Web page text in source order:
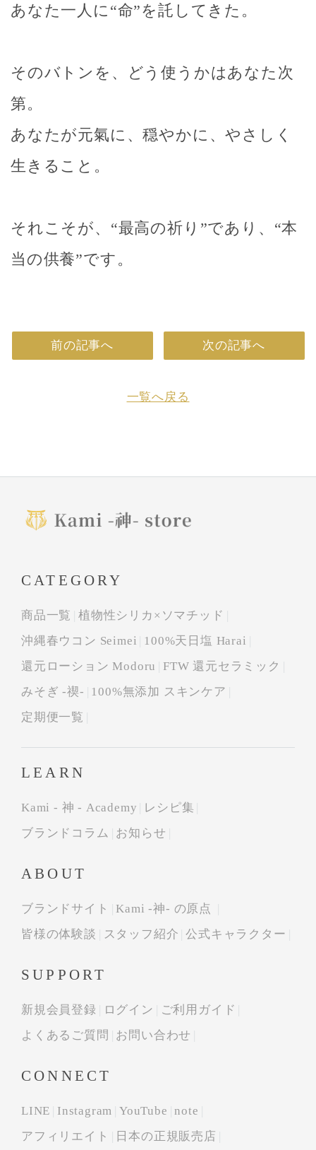
あなた一人に“命”を託してきた。
そのバトンを、どう使うかはあなた次
第。
あなたが元氣に、穏やかに、やさしく
生きること。
それこそが、“最高の祈り”であり、“本
当の供養”です。
前の記事へ
一覧へ戻る
次の記事へ
CATEGORY
商品一覧
植物性シリカ×ソマチッド
沖縄春ウコン Seimei
100%天日塩 Harai
還元ローション Modoru
FTW 還元セラミック
みそぎ -禊-
100%無添加 スキンケア
定期便一覧
LEARN
Kami - 神 - Academy
レシピ集
ブランドコラム
お知らせ
ABOUT
ブランドサイト
Kami -神- の原点
皆様の体験談
スタッフ紹介 公式キャラクター
SUPPORT
新規会員登録 ログイン
ご利用ガイド
よくあるご質問
お問い合わせ
CONNECT
LINE Instagram YouTube
note
アフィリエイト
日本の正規販売店